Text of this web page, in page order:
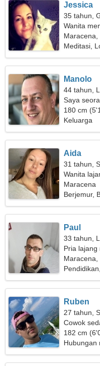
Jessica
35 tahun,
Wanita
Maracena,
Meditasi,
Manolo
44 tahun,
Saya
yang
180 cm
Keluarga
Aida
31 tahun,
Wanita
Maracena
Berjemur,
Paul
33 tahun,
Pria lajang
Maracena,
Ruben
27 tahun,
Cowok
182 cm
Hubungan